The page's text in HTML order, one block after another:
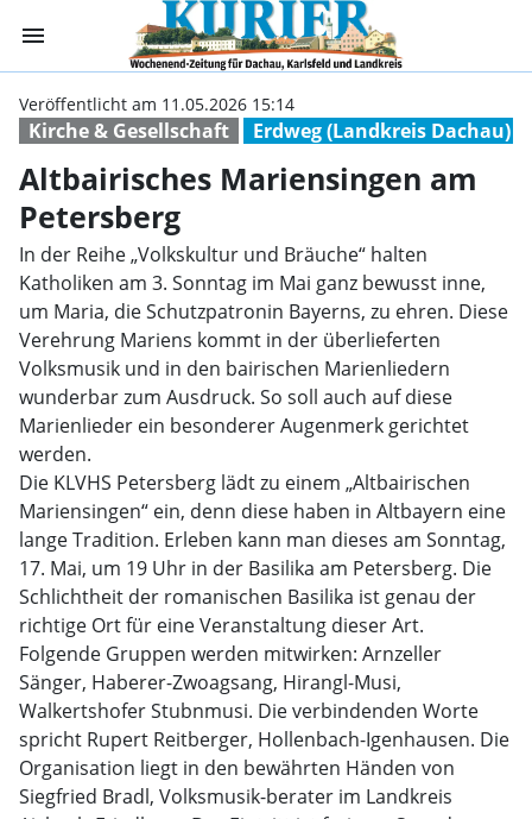
menu Altbairisches
Kirche & Gesellschaft Erdweg (Landkreis Dachau)
Veröffentlicht am 11.05.2026 15:14
Altbairisches Mariensingen am
Petersberg
In der Reihe „Volkskultur und Bräuche“ halten
Katholiken am 3. Sonntag im Mai ganz bewusst inne,
um Maria, die Schutzpatronin Bayerns, zu ehren. Diese
Verehrung Mariens kommt in der überlieferten
Volksmusik und in den bairischen Marienliedern
wunderbar zum Ausdruck. So soll auch auf diese
Marienlieder ein besonderer Augenmerk gerichtet
werden.
Die KLVHS Petersberg lädt zu einem „Altbairischen
Mariensingen“ ein, denn diese haben in Altbayern eine
lange Tradition. Erleben kann man dieses am Sonntag,
17. Mai, um 19 Uhr in der Basilika am Petersberg. Die
Schlichtheit der romanischen Basilika ist genau der
richtige Ort für eine Veranstaltung dieser Art.
Folgende Gruppen werden mitwirken: Arnzeller
Sänger, Haberer-Zwoagsang, Hirangl-Musi,
Walkertshofer Stubnmusi. Die verbindenden Worte
spricht Rupert Reitberger, Hollenbach-Igenhausen. Die
Organisation liegt in den bewährten Händen von
Siegfried Bradl, Volksmusik-berater im Landkreis